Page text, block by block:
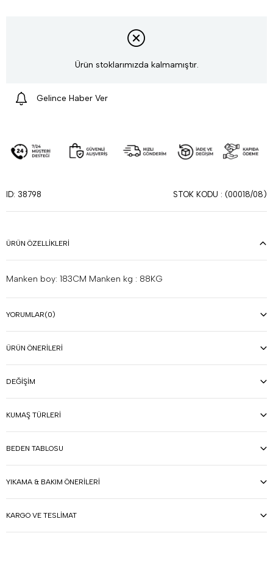
Ürün stoklarımızda kalmamıştır.
Gelince Haber Ver
ID: 38798 STOK KODU (00018/08)
ÜRÜN ÖZELLIKLERI
Manken boy: 183CM Manken kg : 88KG
YORUMLAR(0)
ÜRÜN ÖNERILERI
DEĞIŞIM
KUMAŞ TÜRLERI
BEDEN TABLOSU
YIKAMA & BAKIM ÖNERILERI
KARGO VE TESLIMAT